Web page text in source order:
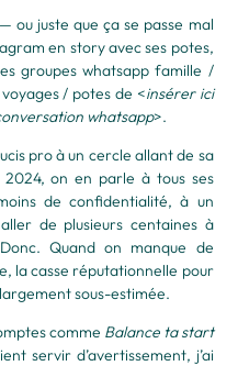
ou juste que ça se passe mal
en story avec ses potes,
groupes whatsapp famille /
/ potes de <insérer ici
whatsapp>.
pro à un cercle allant de sa
on en parle à tous ses
de confidentialité, à un
de plusieurs centaines à
Quand on manque de
la casse réputationnelle pour
sous-estimée.
comme Balance ta start
servir d’avertissement, j’ai